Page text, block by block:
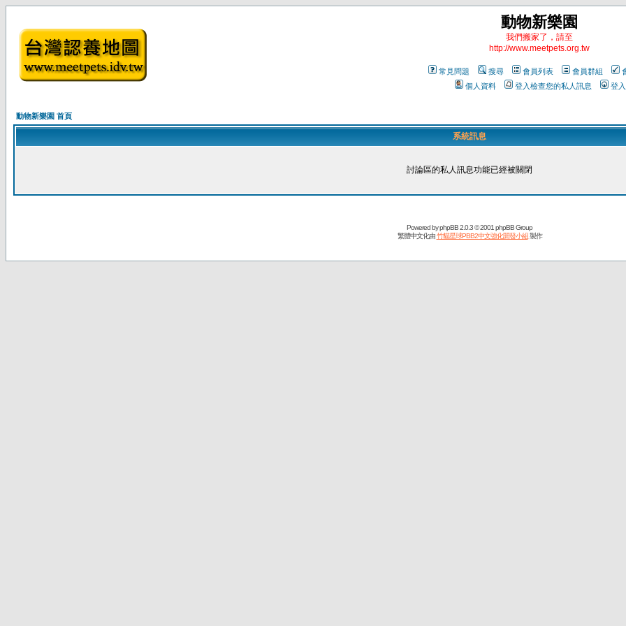
動物新樂園
我們搬家了，請至
http://www.meetpets.org.tw
常見問題 搜尋 會員列表 會員群組
個人資料
登入檢查您的私人訊息 登入
動物新樂園 首頁
系統訊息
討論區的私人訊息功能已經被關閉
Powered byphpBB2.0.3 © 2001 phpBB Group
繁體中文化由竹貓星球PBB2中文強化開發小組製作